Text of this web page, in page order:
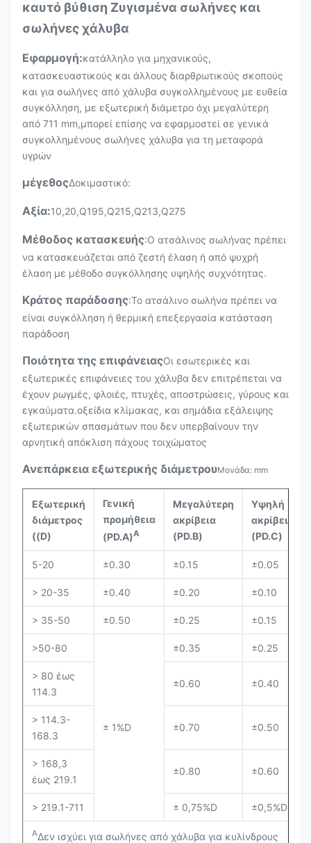
καυτό βύθιση Ζυγισμένα σωλήνες και
σωλήνες χάλυβα
Εφαρμογή:κατάλληλο για μηχανικούς,
κατασκευαστικούς και άλλους διαρθρωτικούς σκοπούς
και για σωλήνες από χάλυβα συγκολλημένους με ευθεία
συγκόλληση, με εξωτερική διάμετρο όχι μεγαλύτερη
από 711 mm,μπορεί επίσης να εφαρμοστεί σε γενικά
συγκολλημένους σωλήνες χάλυβα για τη μεταφορά
υγρών
μέγεθοςΔοκιμαστικό:
Αξία:10,20,Q195,Q215,Q213,Q275
Μέθοδος κατασκευής:Ο ατσάλινος σωλήνας πρέπει
να κατασκευάζεται από ζεστή έλαση ή από ψυχρή
έλαση με μέθοδο συγκόλλησης υψηλής συχνότητας.
Κράτος παράδοσης:Το ατσάλινο σωλήνα πρέπει να
είναι συγκόλληση ή θερμική επεξεργασία κατάσταση
παράδοση
Ποιότητα της επιφάνειαςΟι εσωτερικές και
εξωτερικές επιφάνειες του χάλυβα δεν επιτρέπεται να
έχουν ρωγμές, φλοιές, πτυχές, αποστρώσεις, γύρους και
εγκαύματα.οξείδια κλίμακας, και σημάδια εξάλειψης
εξωτερικών σπασμάτων που δεν υπερβαίνουν την
αρνητική απόκλιση πάχους τοιχώματος
Ανεπάρκεια εξωτερικής διάμετρουΜονάδα: mm
Εξωτερική
διάμετρος
((D)
Γενική
προμήθεια
(PD.A)Α
Μεγαλύτερη
ακρίβεια
(PD.B)
Υψηλή
ακρίβεια
(PD.C)
5-20 ±0.30 ±0.15 ±0.05
> 20-35 ±0.40 ±0.20 ±0.10
> 35-50 ±0.50 ±0.25 ±0.15
>50-80
± 1%D
±0.35 ±0.25
> 80 έως
114.3
±0.60 ±0.40
> 114.3-
168.3
±0.70 ±0.50
> 168,3
έως 219.1
±0.80 ±0.60
> 219.1-711 ± 0,75%D ±0,5%D
ΑΔεν ισχύει για σωλήνες από χάλυβα για κυλίνδρους